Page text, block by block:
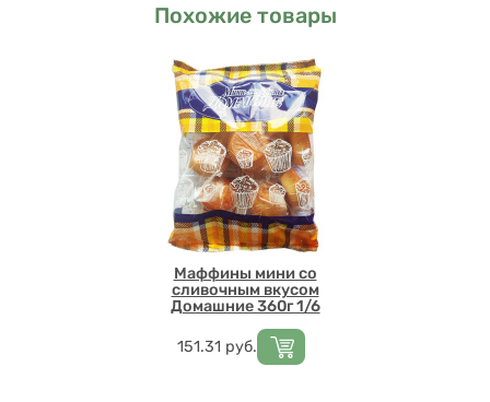
Похожие товары
Маффины мини со
сливочным вкусом
Домашние 360г 1/6
Цена
151.31 руб.